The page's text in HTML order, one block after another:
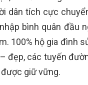
dân tích cực
bình quân đầu
100% hộ gia đình
đẹp, các tuyến
giữ vững.